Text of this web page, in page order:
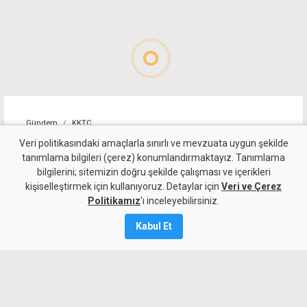
Gündem KKTC
"Erenköy'de verilen varoluş
mücadelesi unutulmaz bir anı
olarak yaşamaya devam
Veri politikasındaki amaçlarla sınırlı ve mevzuata uygun şekilde
tanımlama bilgileri (çerez) konumlandırmaktayız. Tanımlama
bilgilerini; sitemizin doğru şekilde çalışması ve içerikleri
kişiselleştirmek için kullanıyoruz. Detaylar için Veri ve Çerez
Politikamız'ı inceleyebilirsiniz.
Kabul Et